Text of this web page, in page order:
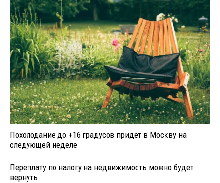
Похолодание до +16 градусов придет в Москву на
следующей неделе
Переплату по налогу на недвижимость можно будет
вернуть